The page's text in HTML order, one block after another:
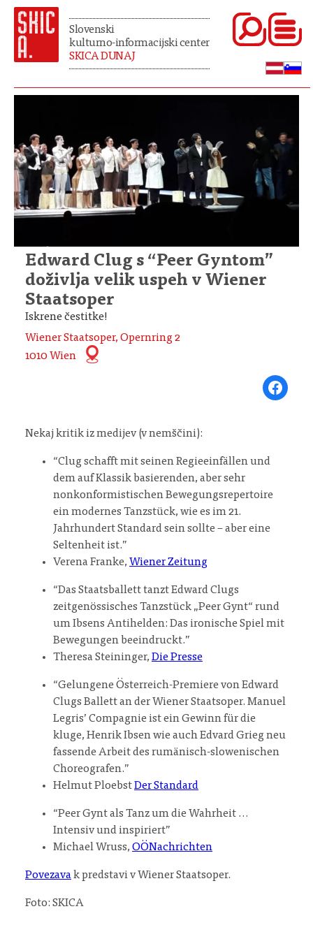
Slovenski
kulturno-informacijski center
SKICA DUNAJ
Edward Clug s “Peer Gyntom”
doživlja velik uspeh v Wiener
Staatsoper
Iskrene čestitke!
Wiener Staatsoper, Opernring 2
1010 Wien
Share on
Nekaj kritik iz medijev (v nemščini):
“Clug schafft mit seinen Regieeinfällen und
dem auf Klassik basierenden, aber sehr
nonkonformistischen Bewegungsrepertoire
ein modernes Tanzstück, wie es im 21.
Jahrhundert Standard sein sollte – aber eine
Seltenheit ist.”
Verena Franke, Wiener Zeitung
“Das Staatsballett tanzt Edward Clugs
zeitgenössisches Tanzstück „Peer Gynt“ rund
um Ibsens Antihelden: Das ironische Spiel mit
Bewegungen beeindruckt.”
Theresa Steininger,Die Presse
“Gelungene Österreich-Premiere von Edward
Clugs Ballett an der Wiener Staatsoper. Manuel
Legris’ Compagnie ist ein Gewinn für die
kluge, Henrik Ibsen wie auch Edvard Grieg neu
fassende Arbeit des rumänisch-slowenischen
Choreografen.”
Helmut PloebstDer Standard
“Peer Gynt als Tanz um die Wahrheit …
Intensiv und inspiriert”
Michael Wruss,OÖNachrichten
Povezavak predstavi v Wiener Staatsoper.
Foto: SKICA